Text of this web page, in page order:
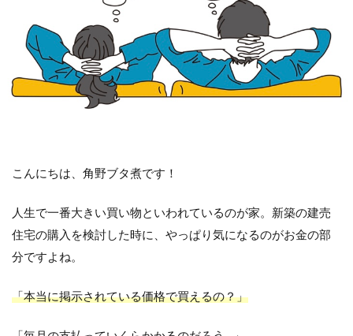
こんにちは、角野ブタ煮です！
人生で一番大きい買い物といわれているのが家。新築の建売
住宅の購入を検討した時に、やっぱり気になるのがお金の部
分ですよね。
「本当に掲示されている価格で買えるの？」